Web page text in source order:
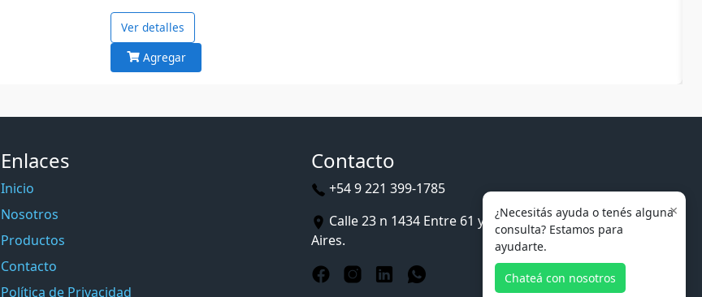
Ver detalles
Agregar
Enlaces
Inicio
Nosotros
Productos
Contacto
Política de Privacidad
Contacto
+54 9 221 399-1785
Calle 23 n 1434 Entre 61 y 62, La Plata, Buenos
Aires.
×
¿Necesitás ayuda o tenés alguna
consulta? Estamos para
ayudarte.
Chateá con nosotros